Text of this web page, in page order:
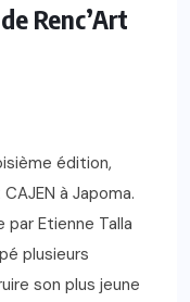
Renc’Art
édition,
à Japoma.
Etienne Talla
plusieurs
son plus jeune